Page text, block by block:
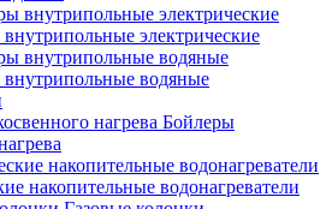
электрические
водяные
Бойлеры
накопительные водонагреватели